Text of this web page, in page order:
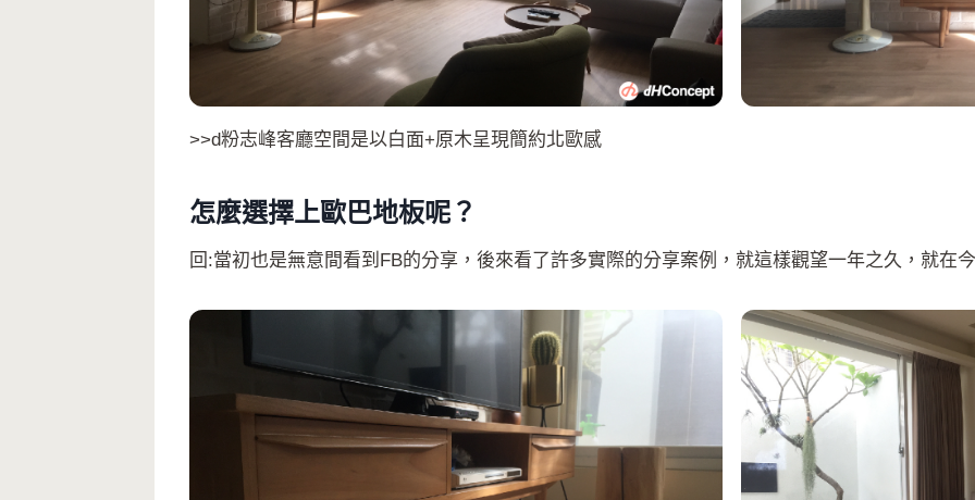
>>d粉志峰客廳空間是以白面+原木呈現簡約北歐感
怎麼選擇上歐巴地板呢？
回:當初也是無意間看到FB的分享，後來看了許多實際的分享案例，就這樣觀望一年之久，就在